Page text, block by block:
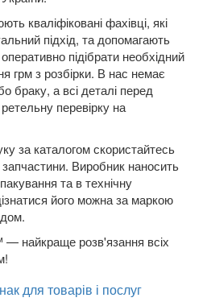
кваліфіковані фахівці, які
підхід, та допомагають
підібрати необхідний
грм з розбірки. В нас немає
браку, а всі деталі перед
перевірку на
за каталогом скористайтесь
Виробник наносить
та в технічну
його можна за маркою
— найкраще розв'язання всіх
для товарів і послуг